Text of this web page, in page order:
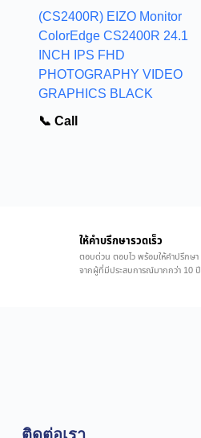
(CS2400R) EIZO Monitor
ColorEdge CS2400R 24.1
INCH IPS FHD
PHOTOGRAPHY VIDEO
GRAPHICS BLACK
📞 Call
ให้คำบรึกษารวดเร็ว
ตอบด่วน ตอบไว พร้อมให้คำปรึกษา
จากผู้ที่มีประสบการณ์มากกว่า 10 ปี